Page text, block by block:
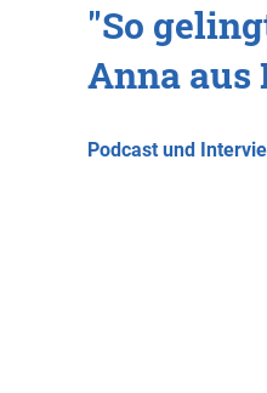
"So
Anna aus
Podcast und